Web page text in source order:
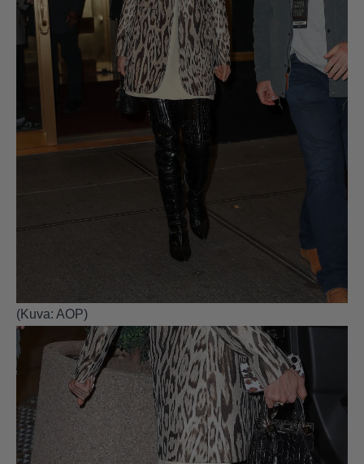
(Kuva: AOP)